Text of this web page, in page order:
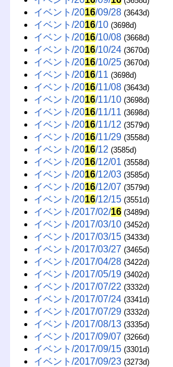
イベント/2016/09/28 (3643d)
イベント/2016/10 (3698d)
イベント/2016/10/08 (3668d)
イベント/2016/10/24 (3670d)
イベント/2016/10/25 (3670d)
イベント/2016/11 (3698d)
イベント/2016/11/08 (3643d)
イベント/2016/11/10 (3698d)
イベント/2016/11/11 (3698d)
イベント/2016/11/12 (3579d)
イベント/2016/11/29 (3558d)
イベント/2016/12 (3585d)
イベント/2016/12/01 (3558d)
イベント/2016/12/03 (3585d)
イベント/2016/12/07 (3579d)
イベント/2016/12/15 (3551d)
イベント/2017/02/16 (3489d)
イベント/2017/03/10 (3452d)
イベント/2017/03/15 (3433d)
イベント/2017/03/27 (3465d)
イベント/2017/04/28 (3422d)
イベント/2017/05/19 (3402d)
イベント/2017/07/22 (3332d)
イベント/2017/07/24 (3341d)
イベント/2017/07/29 (3332d)
イベント/2017/08/13 (3335d)
イベント/2017/09/07 (3266d)
イベント/2017/09/15 (3301d)
イベント/2017/09/23 (3273d)